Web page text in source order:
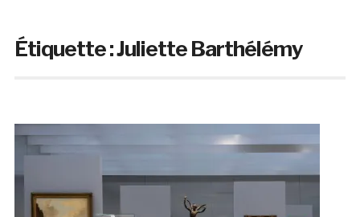
Étiquette :Juliette Barthélémy